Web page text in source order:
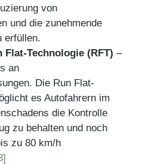
von
und die zunehmende
erfüllen.
Flat-Technologie (RFT) –
an
Die Run Flat-
es Autofahrern im
die Kontrolle
zu behalten und noch
zu 80 km/h